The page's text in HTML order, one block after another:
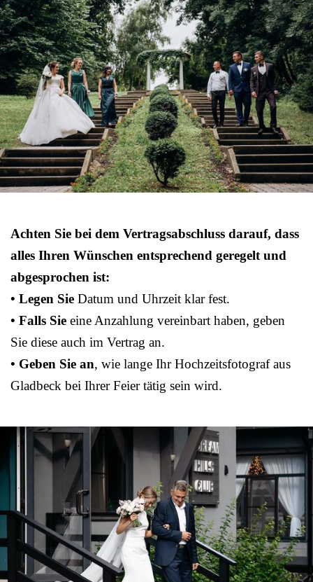
Achten Sie bei dem Vertragsabschluss darauf, dass
alles Ihren Wünschen entsprechend geregelt und
abgesprochen ist:
• Legen Sie Datum und Uhrzeit klar fest.
• Falls Sie eine Anzahlung vereinbart haben, geben
Sie diese auch im Vertrag an.
• Geben Sie an, wie lange Ihr Hochzeitsfotograf aus
Gladbeck bei Ihrer Feier tätig sein wird.